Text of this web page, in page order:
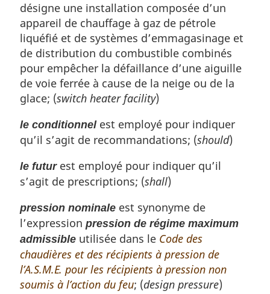
désigne une installation composée d’un
appareil de chauffage à gaz de pétrole
liquéfié et de systèmes d’emmagasinage et
de distribution du combustible combinés
pour empêcher la défaillance d’une aiguille
de voie ferrée à cause de la neige ou de la
glace; (switch heater facility)
le conditionnelest employé pour indiquer
qu’il s’agit de recommandations; (should)
le futurest employé pour indiquer qu’il
s’agit de prescriptions; (shall)
pression nominale est synonyme de
l’expression pression de régime maximum
admissible utilisée dans le Code des
chaudières et des récipients à pression de
l’A.S.M.E. pour les récipients à pression non
soumis à l’action du feu; (design pressure)